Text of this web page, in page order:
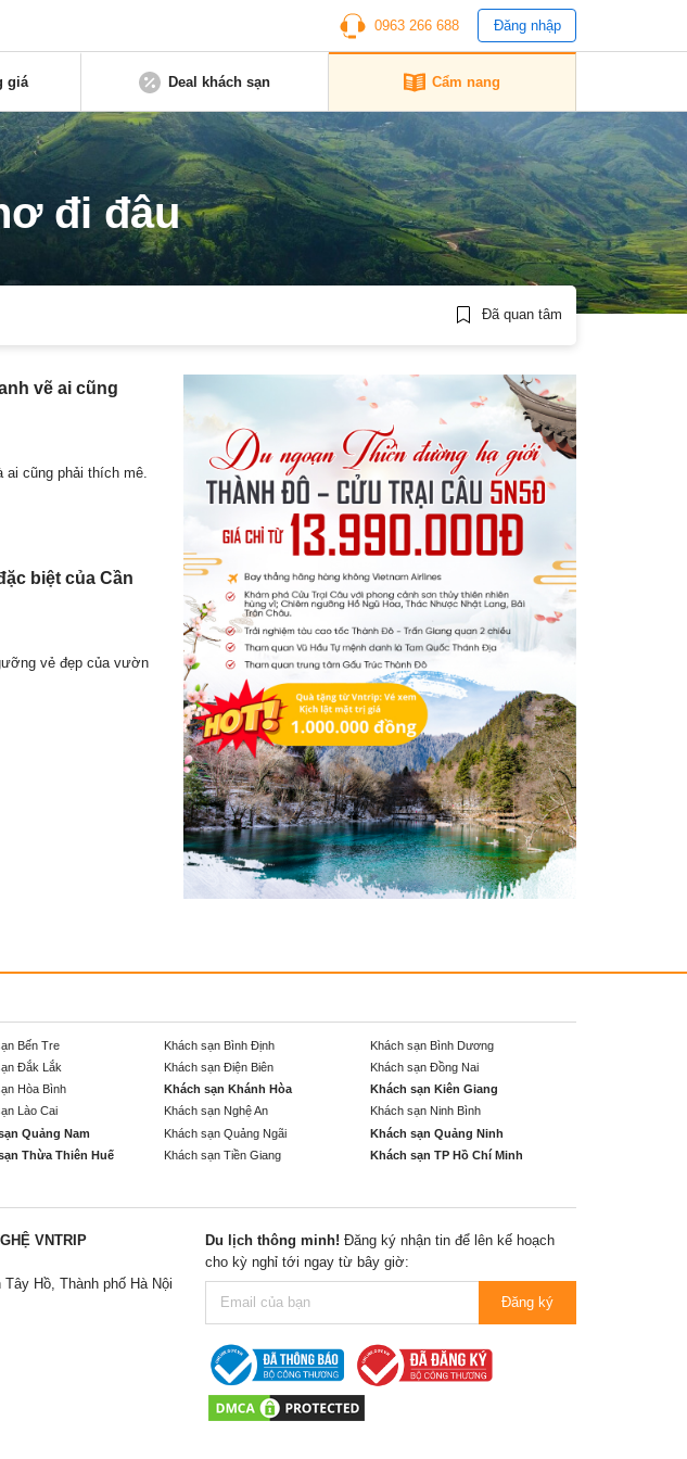
0963 266 688 Đăng nhập
giá Deal khách sạn Cẩm nang
đi đâu
Đã quan tâm
vẽ ai cũng
ai cũng phải thích mê.
biệt của Cần
vẻ đẹp của vườn
Bến Tre Khách sạn Bình Định
Khách sạn Bình Dương
Đắk Lắk Khách sạn Điện Biên
Khách sạn Đồng Nai
Hòa Bình Khách sạn Khánh Hòa
Khách sạn Kiên Giang
Lào Cai Khách sạn Nghệ An
Khách sạn Ninh Bình
Quảng Nam Khách sạn Quảng Ngãi
Khách sạn Quảng Ninh
Thừa Thiên Huế Khách sạn Tiền Giang
Khách sạn TP Hồ Chí Minh
VNTRIP
Hồ, Thành phố Hà Nội
Du lịch thông minh! Đăng ký nhận tin để lên kế hoạch
cho kỳ nghỉ tới ngay từ bây giờ:
Đăng ký